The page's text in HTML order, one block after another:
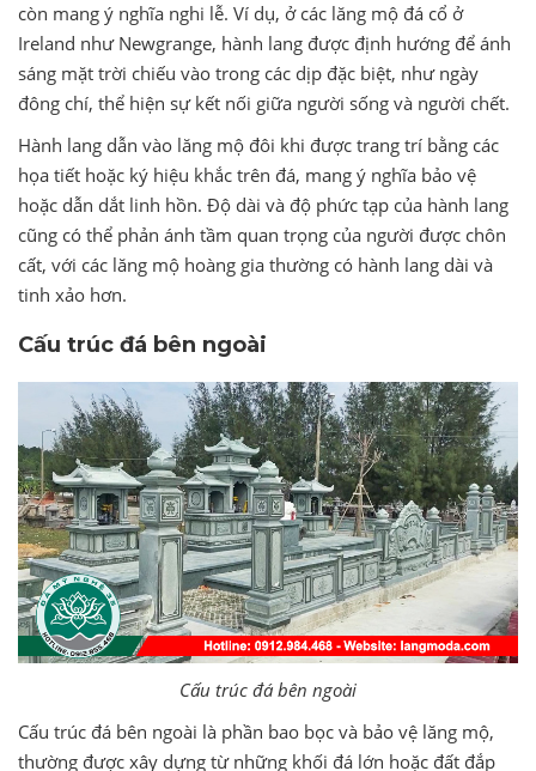
còn mang ý nghĩa nghi lễ. Ví dụ, ở các lăng mộ đá cổ ở
Ireland như Newgrange, hành lang được định hướng để ánh
sáng mặt trời chiếu vào trong các dịp đặc biệt, như ngày
đông chí, thể hiện sự kết nối giữa người sống và người chết.
Hành lang dẫn vào lăng mộ đôi khi được trang trí bằng các
họa tiết hoặc ký hiệu khắc trên đá, mang ý nghĩa bảo vệ
hoặc dẫn dắt linh hồn. Độ dài và độ phức tạp của hành lang
cũng có thể phản ánh tầm quan trọng của người được chôn
cất, với các lăng mộ hoàng gia thường có hành lang dài và
tinh xảo hơn.
Cấu trúc đá bên ngoài
Cấu trúc đá bên ngoài
Cấu trúc đá bên ngoài là phần bao bọc và bảo vệ lăng mộ,
thường được xây dựng từ những khối đá lớn hoặc đất đắp